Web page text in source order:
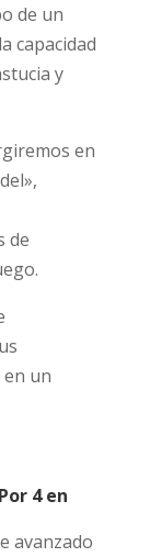
de un
capacidad
y
en
de
un
4 en
avanzado